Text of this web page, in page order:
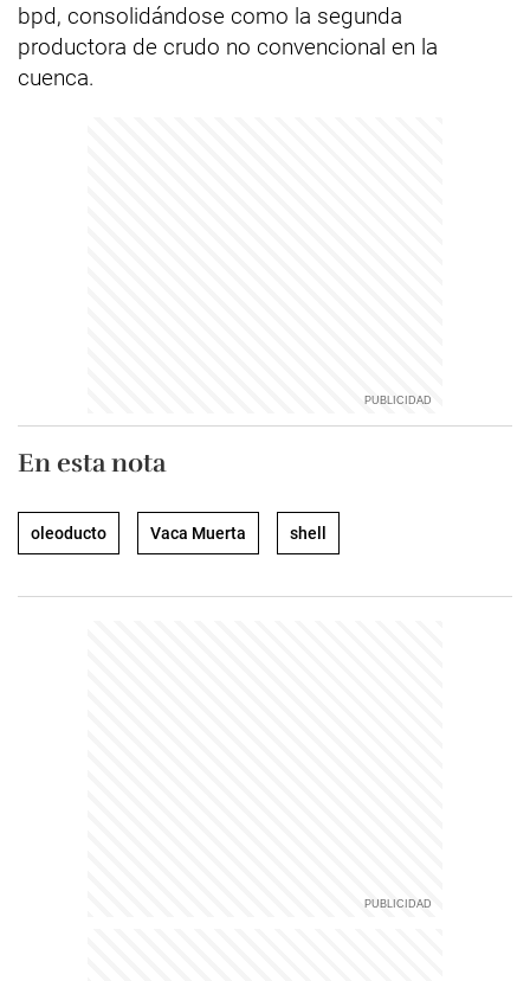
bpd, consolidándose como la segunda
productora de crudo no convencional en la
cuenca.
En esta nota
oleoducto Vaca Muerta shell